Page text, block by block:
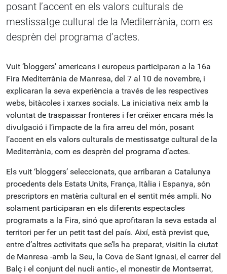
posant l’accent en els valors culturals de
mestissatge cultural de la Mediterrània, com es
desprèn del programa d’actes.
Vuit ‘bloggers’ americans i europeus participaran a la 16a
Fira Mediterrània de Manresa, del 7 al 10 de novembre, i
explicaran la seva experiència a través de les respectives
webs, bitàcoles i xarxes socials. La iniciativa neix amb la
voluntat de traspassar fronteres i fer créixer encara més la
divulgació i l’impacte de la fira arreu del món, posant
l’accent en els valors culturals de mestissatge cultural de la
Mediterrània, com es desprèn del programa d’actes.
Els vuit ‘bloggers’ seleccionats, que arribaran a Catalunya
procedents dels Estats Units, França, Itàlia i Espanya, són
prescriptors en matèria cultural en el sentit més ampli. No
solament participaran en els diferents espectacles
programats a la Fira, sinó que aprofitaran la seva estada al
territori per fer un petit tast del país. Així, està previst que,
entre d’altres activitats que se’ls ha preparat, visitin la ciutat
de Manresa -amb la Seu, la Cova de Sant Ignasi, el carrer del
Balç i el conjunt del nucli antic-, el monestir de Montserrat,